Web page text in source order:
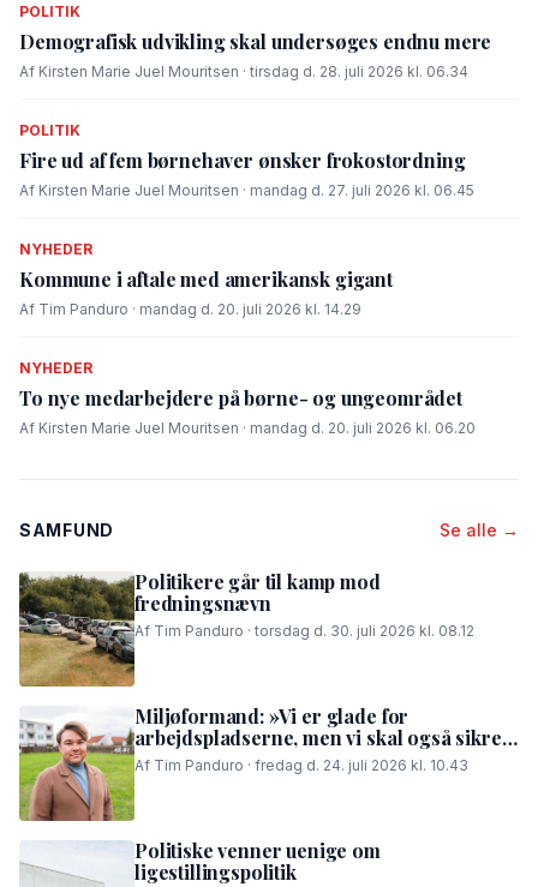
POLITIK
Demografisk udvikling skal undersøges endnu mere
Af Kirsten Marie Juel Mouritsen · tirsdag d. 28. juli 2026 kl. 06.34
POLITIK
Fire ud af fem børnehaver ønsker frokostordning
Af Kirsten Marie Juel Mouritsen · mandag d. 27. juli 2026 kl. 06.45
NYHEDER
Kommune i aftale med amerikansk gigant
Af Tim Panduro · mandag d. 20. juli 2026 kl. 14.29
NYHEDER
To nye medarbejdere på børne- og ungeområdet
Af Kirsten Marie Juel Mouritsen · mandag d. 20. juli 2026 kl. 06.20
SAMFUND Se alle →
Politikere går til kamp mod
fredningsnævn
Af Tim Panduro · torsdag d. 30. juli 2026 kl. 08.12
Miljøformand: »Vi er glade for
arbejdspladserne, men vi skal også sikre,
at folk i området kan få en god nattesøvn«
Af Tim Panduro · fredag d. 24. juli 2026 kl. 10.43
Politiske venner uenige om
ligestillingspolitik